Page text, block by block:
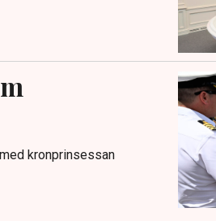
kronprinsessan